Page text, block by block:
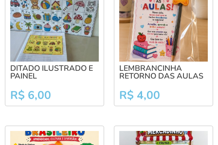
DITADO ILUSTRADO E
PAINEL
R$ 6,00
LEMBRANCINHA
RETORNO DAS AULAS
R$ 4,00